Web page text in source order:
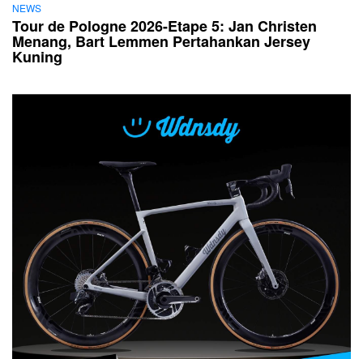
NEWS
Tour de Pologne 2026-Etape 5: Jan Christen
Menang, Bart Lemmen Pertahankan Jersey
Kuning